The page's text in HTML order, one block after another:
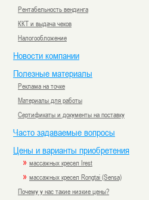
Рентабельность вендинга
ККТ и выдача чеков
Налогообложение
Новости компании
Полезные материалы
Реклама на точке
Материалы для работы
Сертификаты и документы на поставку
Часто задаваемые вопросы
Цены и варианты приобретения
» массажных кресел Irest
» массажных кресел Rongtai (Sensa)
Почему у нас такие низкие цены?